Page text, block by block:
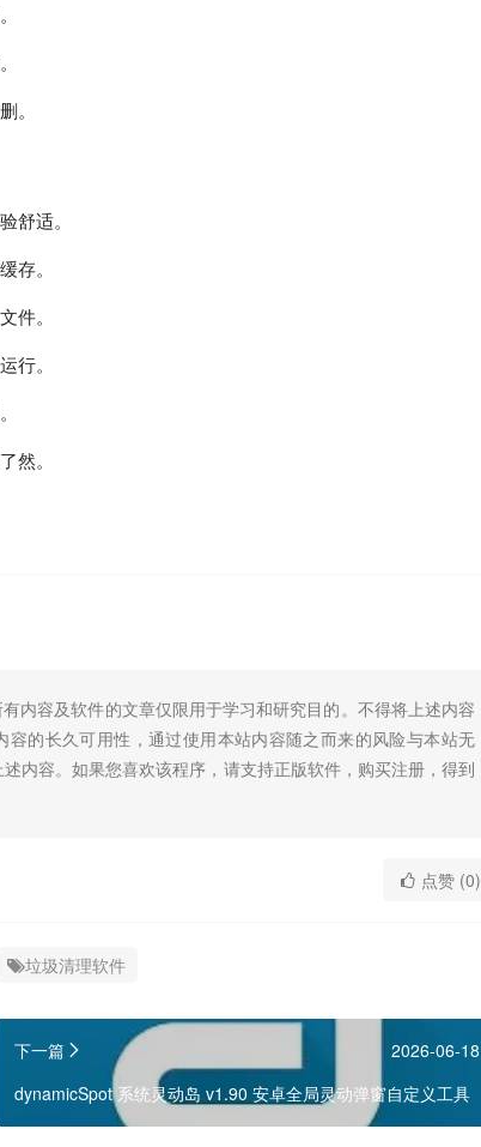
。
舒适。
存。
件。
行。
然。
内容及软件的文章仅限用于学习和研究目的。不得将上述内容
的长久可用性，通过使用本站内容随之而来的风险与本站无
内容。如果您喜欢该程序，请支持正版软件，购买注册，得到
点赞 (0)
垃圾清理软件
下一篇
2026-06-18
dynamicSpot 系统灵动岛 v1.90 安卓全局灵动弹窗自定义工具